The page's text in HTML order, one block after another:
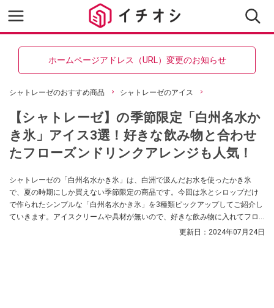
ホームページアドレス（URL）変更のお知らせ
シャトレーゼのおすすめ商品 シャトレーゼのアイス
【シャトレーゼ】の季節限定「白州名水か
き氷」アイス3選！好きな飲み物と合わせ
たフローズンドリンクアレンジも人気！
シャトレーゼの「白州名水かき氷」は、白洲で汲んだお水を使ったかき氷
で、夏の時期にしか買えない季節限定の商品です。今回は氷とシロップだけ
で作られたシンプルな「白州名水かき氷」を3種類ピックアップしてご紹介し
ていきます。アイスクリームや具材が無いので、好きな飲み物に入れてフロ
ーズンドリンクとして活用しているかたもいるようです。気になるかたはぜ
更新日： 2024年07月24日